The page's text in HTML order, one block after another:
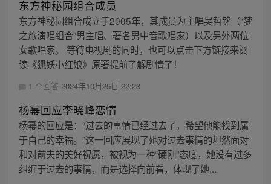
东方神秘园组合成员
东方神秘园组合成立于2005年，其成员为主唱吴哲铭（“梦
之旅演唱组合”男主唱、著名男中音歌唱家）以及另外两位
女歌唱家。 等待电视剧的同时，也可以点击下方链接来阅
读《狐妖小红娘》原著提前了解剧情了！
1 个回答 2024年10月25日 22:23
杨幂回应李晓峰恋情
杨幂的回应是：“过去的事情已经过去了，希望他能找到属
于自己的幸福。”这一回应展现了她对过去事情的坦然面对
和对前夫的美好祝愿，被视为一种“硬刚”态度，她没有过多
纠缠于过去的事情，而是选择向前看，体现了她...